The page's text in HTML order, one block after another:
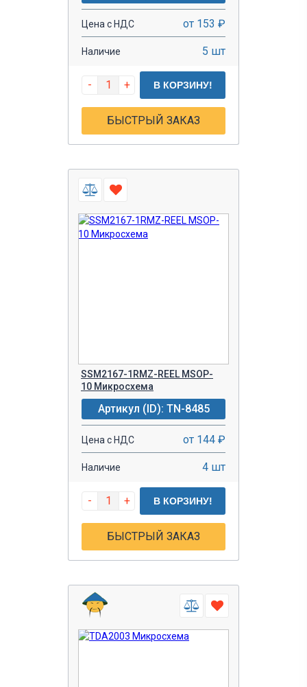
Цена с НДС от 153 ₽
Наличие 5 шт
- + В КОРЗИНУ!
БЫСТРЫЙ ЗАКАЗ
SSM2167-1RMZ-REEL MSOP-
10 Микросхема
Артикул (ID): TN-8485
Цена с НДС от 144 ₽
Наличие 4 шт
- + В КОРЗИНУ!
БЫСТРЫЙ ЗАКАЗ